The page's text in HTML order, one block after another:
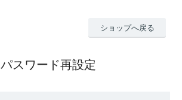
ショップへ戻る
パスワード再設定